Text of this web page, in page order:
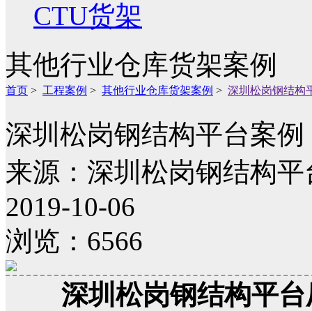
CTU货架
其他行业仓库货架案例
首页 > 工程案例 > 其他行业仓库货架案例 > 深圳松岗钢结构
深圳松岗钢结构平台案
来源：深圳松岗钢结构平
2019-10-06
浏览：6566
深圳松岗钢结构平台